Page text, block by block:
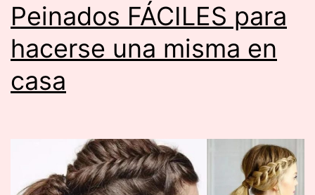
Peinados FÁCILES para
hacerse una misma en
casa